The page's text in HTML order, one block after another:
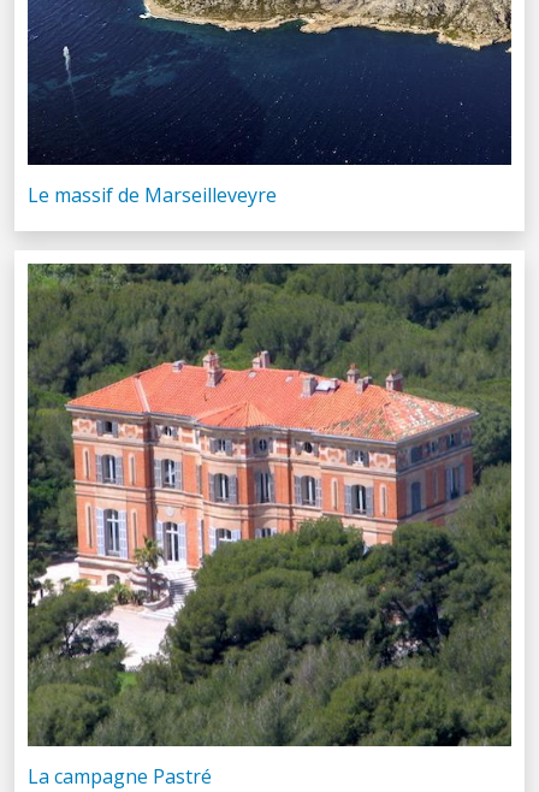
Le massif de Marseilleveyre
La campagne Pastré